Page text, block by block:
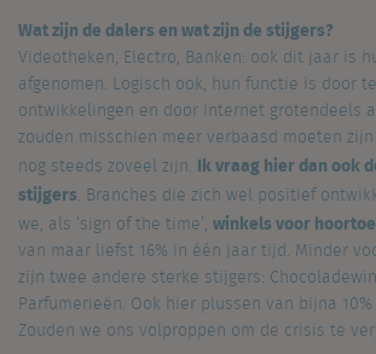
Wat zijn de dalers en wat zijn de stijgers?
Videotheken, Electro, Banken: ook dit jaar is
afgenomen. Logisch ook, hun functie is door
ontwikkelingen en door internet grotendeels
zouden misschien meer verbaasd moeten
nog steeds zoveel zijn. Ik vraag hier dan ook
stijgers. Branches die zich wel positief
we, als ‘sign of the time’, winkels voor
van maar liefst 16% in één jaar tijd. Minder
zijn twee andere sterke stijgers:
Parfumerieën. Ook hier plussen van bijna
Zouden we ons volproppen om de crisis te